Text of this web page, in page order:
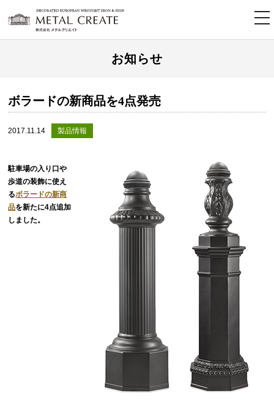
お知らせ
ボラードの新商品を4点発売
2017.11.14 製品情報
駐車場の入り口や
歩道の装飾に使え
るボラードの新商
品を新たに4点追加
しました。